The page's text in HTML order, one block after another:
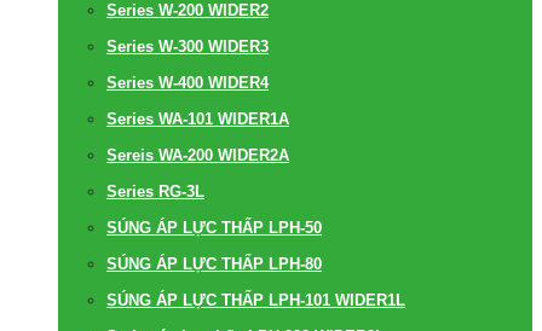
Series W-200 WIDER2
Series W-300 WIDER3
Series W-400 WIDER4
Series WA-101 WIDER1A
Sereis WA-200 WIDER2A
Series RG-3L
SÚNG ÁP LỰC THẤP LPH-50
SÚNG ÁP LỰC THẤP LPH-80
SÚNG ÁP LỰC THẤP LPH-101 WIDER1L